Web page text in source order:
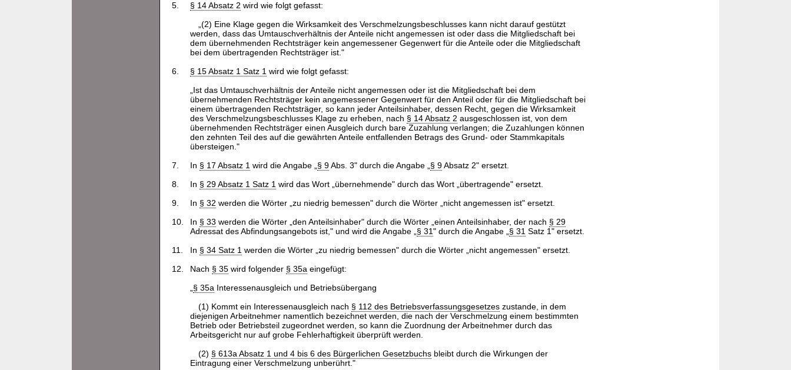
5.
§ 14 Absatz 2 wird wie folgt gefasst:
„(2) Eine Klage gegen die Wirksamkeit des Verschmelzungsbeschlusses kann nicht darauf gestützt
werden, dass das Umtauschverhältnis der Anteile nicht angemessen ist oder dass die Mitgliedschaft bei
dem übernehmenden Rechtsträger kein angemessener Gegenwert für die Anteile oder die Mitgliedschaft
bei dem übertragenden Rechtsträger ist."
6.
§ 15 Absatz 1 Satz 1 wird wie folgt gefasst:
„Ist das Umtauschverhältnis der Anteile nicht angemessen oder ist die Mitgliedschaft bei dem
übernehmenden Rechtsträger kein angemessener Gegenwert für den Anteil oder für die Mitgliedschaft bei
einem übertragenden Rechtsträger, so kann jeder Anteilsinhaber, dessen Recht, gegen die Wirksamkeit
des Verschmelzungsbeschlusses Klage zu erheben, nach § 14 Absatz 2 ausgeschlossen ist, von dem
übernehmenden Rechtsträger einen Ausgleich durch bare Zuzahlung verlangen; die Zuzahlungen können
den zehnten Teil des auf die gewährten Anteile entfallenden Betrags des Grund- oder Stammkapitals
übersteigen."
7.
In § 17 Absatz 1 wird die Angabe „ § 9Abs. 3" durch die Angabe „ § 9Absatz 2" ersetzt.
8.
In § 29 Absatz 1 Satz 1 wird das Wort „übernehmende" durch das Wort „übertragende" ersetzt.
9.
In § 32 werden die Wörter „zu niedrig bemessen" durch die Wörter „nicht angemessen ist" ersetzt.
10.
In § 33 werden die Wörter „den Anteilsinhaber" durch die Wörter „einen Anteilsinhaber, der nach § 29
Adressat des Abfindungsangebots ist," und wird die Angabe „ § 31" durch die Angabe „ § 31 Satz 1" ersetzt.
11.
In § 34 Satz 1 werden die Wörter „zu niedrig bemessen" durch die Wörter „nicht angemessen" ersetzt.
12.
Nach § 35wird folgender § 35a eingefügt:
§ 35a Interessenausgleich und Betriebsübergang
(1) Kommt ein Interessenausgleich nach § 112 des Betriebsverfassungsgesetzeszustande, in dem
diejenigen Arbeitnehmer namentlich bezeichnet werden, die nach der Verschmelzung einem bestimmten
Betrieb oder Betriebsteil zugeordnet werden, so kann die Zuordnung der Arbeitnehmer durch das
Arbeitsgericht nur auf grobe Fehlerhaftigkeit überprüft werden.
(2) § 613a Absatz 1 und 4 bis 6 des Bürgerlichen Gesetzbuchsbleibt durch die Wirkungen der
Eintragung einer Verschmelzung unberührt."